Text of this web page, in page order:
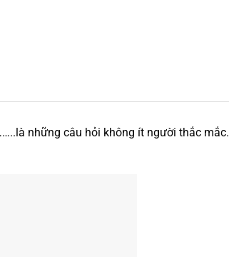
những câu hỏi không ít người thắc mắc.